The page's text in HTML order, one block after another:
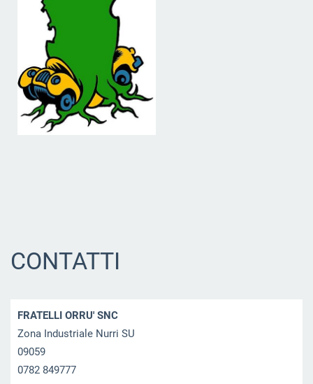
CONTATTI
FRATELLI ORRU' SNC
Zona Industriale Nurri SU
09059
0782 849777